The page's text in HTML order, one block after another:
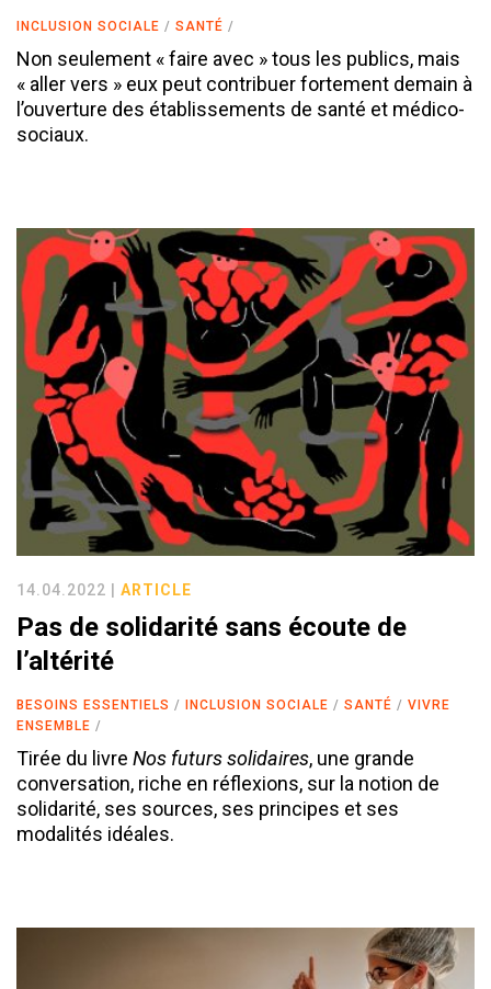
INCLUSION SOCIALE SANTÉ
Non seulement « faire avec » tous les publics, mais
« aller vers » eux peut contribuer fortement demain à
l’ouverture des établissements de santé et médico-
sociaux.
14.04.2022 | ARTICLE
Pas de solidarité sans écoute de
l’altérité
BESOINS ESSENTIELS INCLUSION SOCIALE SANTÉ
VIVRE
ENSEMBLE
Tirée du livre Nos futurs solidaires, une grande
conversation, riche en réflexions, sur la notion de
solidarité, ses sources, ses principes et ses
modalités idéales.